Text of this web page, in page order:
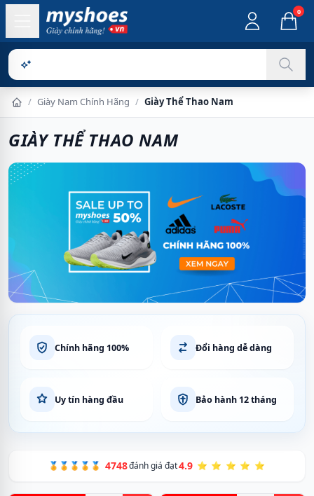
0
Sản phẩm c
/ Giày Nam Chính Hãng / Giày Thể Thao Nam
GIÀY THỂ THAO NAM
Chính hãng 100% Đổi hàng dễ dàng
Uy tín hàng đầu Bảo hành 12 tháng
🏅🏅🏅🏅🏅 4748đánh giá đạt4.9 ⭐ ⭐ ⭐ ⭐ ⭐